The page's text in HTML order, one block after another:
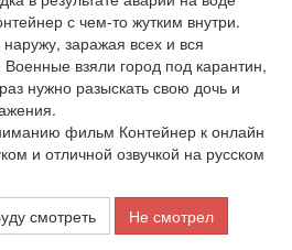
с чем-то жутким внутри.
заражая всех и вся
взяли город под карантин,
нужно разыскать свою дочь и
фильм Контейнер к онлайн
и отличной озвучкой на русском
смотреть Не смотрел